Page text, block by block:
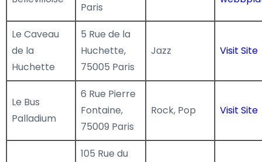
Paris
Le Caveau
de la
Huchette
5 Rue de la
Huchette,
75005 Paris
Jazz Visit Site
Le Bus
Palladium
6 Rue Pierre
Fontaine,
75009 Paris
Rock, Pop Visit Site
105 Rue du